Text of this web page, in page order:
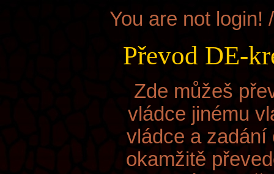
You are not login!
Převod DE-
Zde můžeš
vládce jinému
vládce a
okamžitě